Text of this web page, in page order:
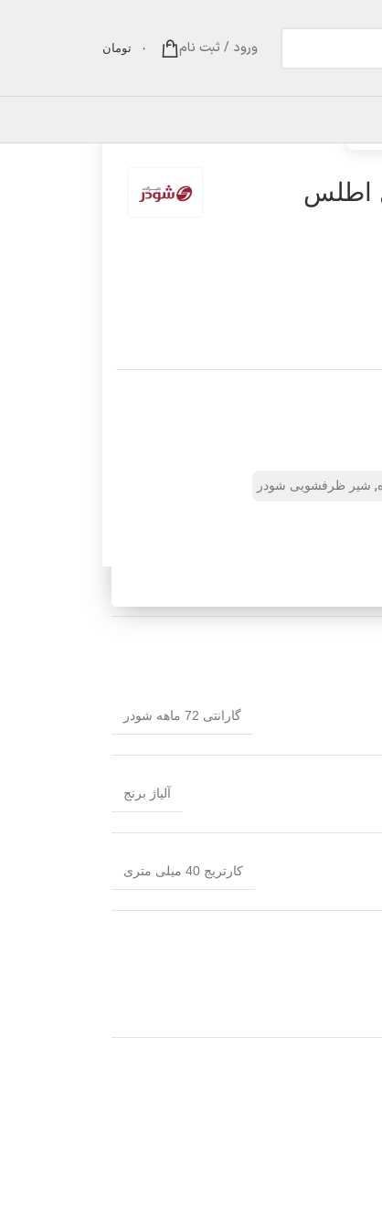
ورود / ثبت نام ۰ تومان
اطلس
, شیر ظرفشویی شودر
گارانتی 72 ماهه شودر
آلیاژ برنج
کارتریج 40 میلی متری